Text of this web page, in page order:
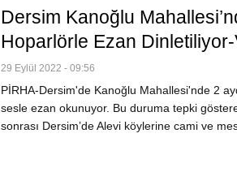
Dersim Kanoğlu
Hoparlörle Ezan
29 Eylül 2022 - 09:56
PİRHA-Dersim'de Kanoğlu Mahallesi'nde 2
sesle ezan okunuyor. Bu duruma tepki
sonrası Dersim’de Alevi köylerine cami ve